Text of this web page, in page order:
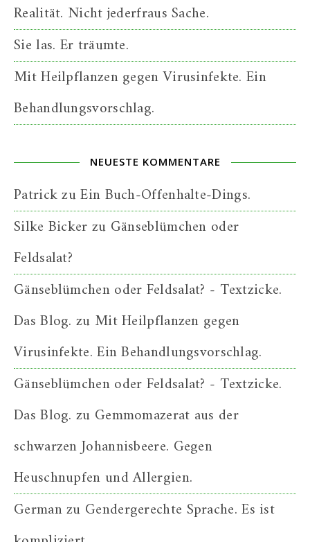
Realität. Nicht jederfraus Sache.
Sie las. Er träumte.
Mit Heilpflanzen gegen Virusinfekte. Ein
Behandlungsvorschlag.
NEUESTE KOMMENTARE
PatrickzuEin Buch-Offenhalte-Dings.
Silke Bickerzu Gänseblümchen oder
Feldsalat?
Gänseblümchen oder Feldsalat? - Textzicke.
Das Blog. zu Mit Heilpflanzen gegen
Virusinfekte. Ein Behandlungsvorschlag.
Gänseblümchen oder Feldsalat? - Textzicke.
Das Blog. zu Gemmomazerat aus der
schwarzen Johannisbeere. Gegen
Heuschnupfen und Allergien.
Germanzu Gendergerechte Sprache. Es ist